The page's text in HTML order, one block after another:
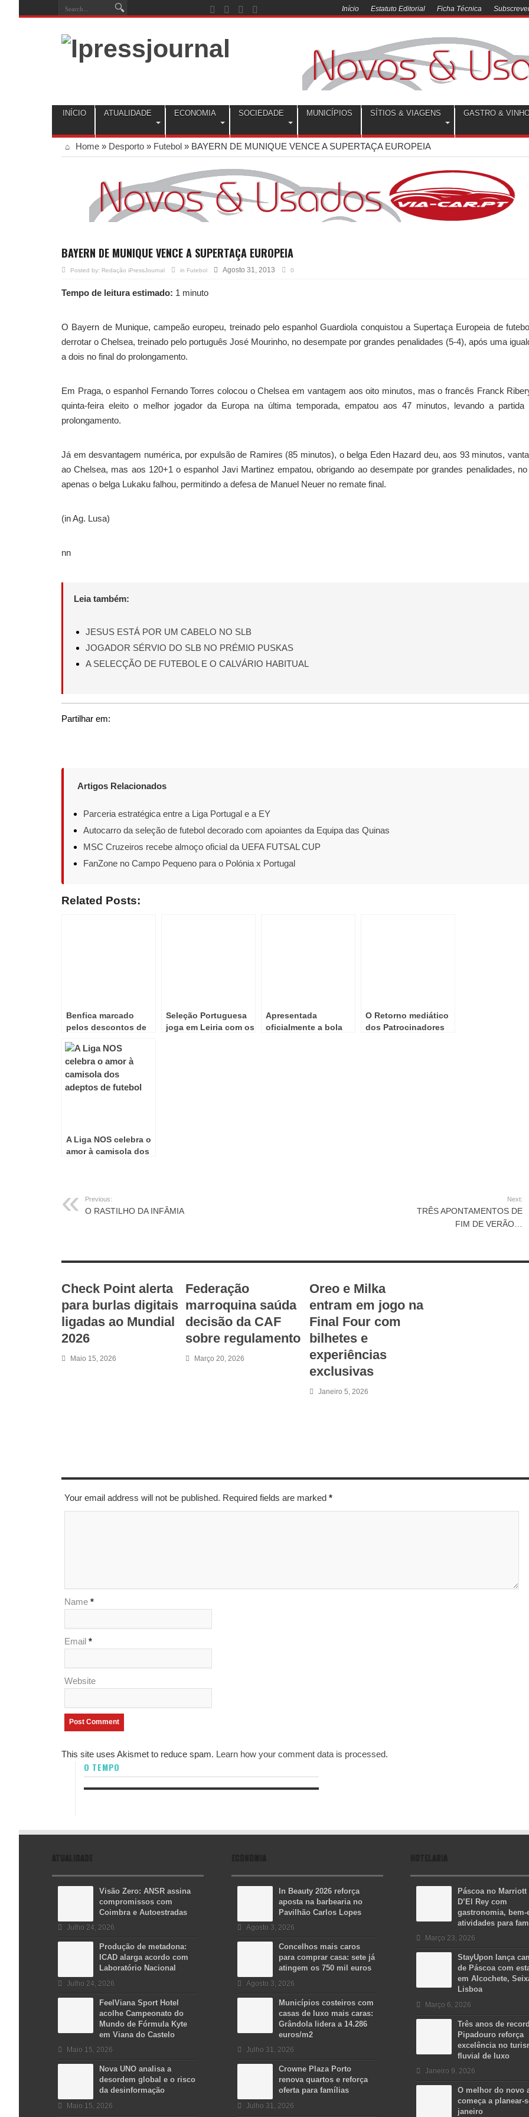
Início Estatuto Editorial Ficha Técnica
INÍCIO ATUALIDADE ECONOMIA SOCIEDADE MUNICÍPIOS SÍTIOS & VIAGENS GASTRO &
Home » Desporto » Futebol » BAYERN DE MUNIQUE VENCE A SUPERTAÇA EUROPEIA
BAYERN DE MUNIQUE VENCE A SUPERTAÇA EUROPEIA
Posted by: Redação iPressJournal in Futebol Agosto 31, 2013 0
Tempo de leitura estimado: 1 minuto
O Bayern de Munique, campeão europeu, treinado pelo espanhol Guardiola conquistou a Supertaça Europeia de
derrotar o Chelsea, treinado pelo português José Mourinho, no desempate por grandes penalidades (5-4), após uma
a dois no final do prolongamento.
Em Praga, o espanhol Fernando Torres colocou o Chelsea em vantagem aos oito minutos, mas o francês Franck
quinta-feira eleito o melhor jogador da Europa na última temporada, empatou aos 47 minutos, levando a partida
prolongamento.
Já em desvantagem numérica, por expulsão de Ramires (85 minutos), o belga Eden Hazard deu, aos 93 minutos,
ao Chelsea, mas aos 120+1 o espanhol Javi Martinez empatou, obrigando ao desempate por grandes penalidades, no
apenas o belga Lukaku falhou, permitindo a defesa de Manuel Neuer no remate final.
(in Ag. Lusa)
nn
Leia também:
JESUS ESTÁ POR UM CABELO NO SLB
JOGADOR SÉRVIO DO SLB NO PRÉMIO PUSKAS
A SELECÇÃO DE FUTEBOL E O CALVÁRIO HABITUAL
Partilhar em:
Artigos Relacionados
Parceria estratégica entre a Liga Portugal e a EY
Autocarro da seleção de futebol decorado com apoiantes da Equipa das Quinas
MSC Cruzeiros recebe almoço oficial da UEFA FUTSAL CUP
FanZone no Campo Pequeno para o Polónia x Portugal
Related Posts:
Benfica marcado
pelos descontos de
Seleção Portuguesa
joga em Leiria com os
Apresentada
oficialmente a bola
O Retorno mediático
dos Patrocinadores
A Liga NOS celebra o
amor à camisola dos
Previous:
O RASTILHO DA INFÂMIA
Next:
TRÊS APONTAMENTOS DE
FIM DE VERÃO…
Check Point alerta
para burlas digitais
ligadas ao Mundial
2026
Maio 15, 2026
Federação
marroquina saúda
decisão da CAF
sobre regulamento
Março 20, 2026
Oreo e Milka
entram em jogo na
Final Four com
bilhetes e
experiências
exclusivas
Janeiro 5, 2026
Your email address will not be published. Required fields are marked *
Name *
Email *
Website
This site uses Akismet to reduce spam. Learn how your comment data is processed.
O TEMPO
ATUALIDADE
Visão Zero: ANSR assina
compromissos com
Coimbra e Autoestradas
Julho 24, 2026
Produção de metadona:
ICAD alarga acordo com
Laboratório Nacional
Julho 24, 2026
FeelViana Sport Hotel
acolhe Campeonato do
Mundo de Fórmula Kyte
em Viana do Castelo
Maio 15, 2026
Nova UNO analisa a
desordem global e o risco
da desinformação
Maio 15, 2026
ECONOMIA
In Beauty 2026 reforça
aposta na barbearia no
Pavilhão Carlos Lopes
Agosto 3, 2026
Concelhos mais caros
para comprar casa: sete já
atingem os 750 mil euros
Agosto 3, 2026
Municípios costeiros com
casas de luxo mais caras:
Grândola lidera a 14.286
euros/m2
Julho 31, 2026
Crowne Plaza Porto
renova quartos e reforça
oferta para famílias
Julho 31, 2026
HOTELARIA
Páscoa no Marriott
D’El Rey com
gastronomia, bem-
atividades para
Março 23, 2026
StayUpon lança
de Páscoa com
em Alcochete,
Lisboa
Março 6, 2026
Três anos de
Pipadouro reforça
excelência no
fluvial de luxo
Janeiro 9, 2026
O melhor do novo
começa a planear-
janeiro